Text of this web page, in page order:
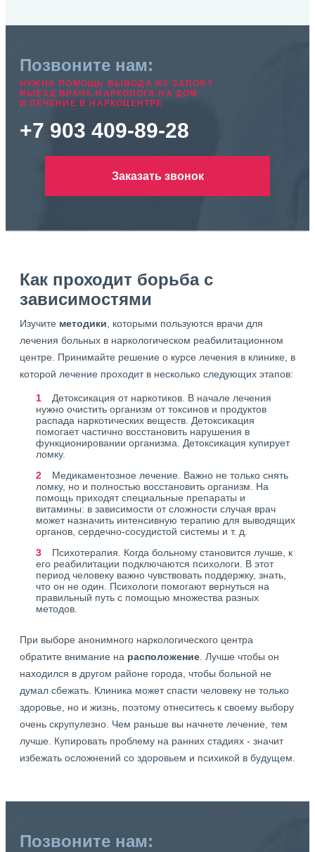
Позвоните нам:
НУЖНА ПОМОЩЬ ВЫВОДА ИЗ ЗАПОЯ?
ВЫЕЗД ВРАЧА-НАРКОЛОГА НА ДОМ
И ЛЕЧЕНИЕ В НАРКОЦЕНТРЕ
+7 903 409-89-28
Заказать звонок
Как проходит борьба с
зависимостями
Изучите методики , которыми пользуются врачи для
лечения больных в наркологическом реабилитационном
центре. Принимайте решение о курсе лечения в клинике, в
которой лечение проходит в несколько следующих этапов:
Детоксикация от наркотиков. В начале лечения
нужно очистить организм от токсинов и продуктов
распада наркотических веществ. Детоксикация
помогает частично восстановить нарушения в
функционировании организма. Детоксикация купирует
ломку.
Медикаментозное лечение. Важно не только снять
ломку, но и полностью восстановить организм. На
помощь приходят специальные препараты и
витамины: в зависимости от сложности случая врач
может назначить интенсивную терапию для выводящих
органов, сердечно-сосудистой системы и т. д.
Психотерапия. Когда больному становится лучше, к
его реабилитации подключаются психологи. В этот
период человеку важно чувствовать поддержку, знать,
что он не один. Психологи помогают вернуться на
правильный путь с помощью множества разных
методов.
При выборе анонимного наркологического центра
обратите внимание на расположение . Лучше чтобы он
находился в другом районе города, чтобы больной не
думал сбежать. Клиника может спасти человеку не только
здоровье, но и жизнь, поэтому отнеситесь к своему выбору
очень скрупулезно. Чем раньше вы начнете лечение, тем
лучше. Купировать проблему на ранних стадиях - значит
избежать осложнений со здоровьем и психикой в будущем.
Позвоните нам: